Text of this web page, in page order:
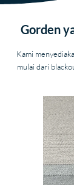
Gorden
Kami
mulai dari